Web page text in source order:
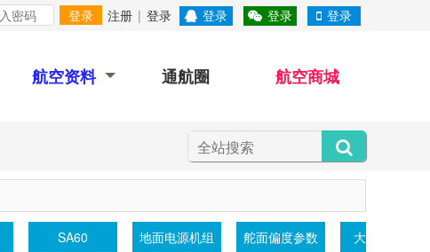
登录 注册 | 登录 登录 登录 登录
航空资料 通航圈 航空商城
SA60 地面电源机组 舵面偏度参数 大气透射仪